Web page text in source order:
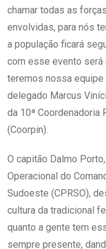
chamar todas as
envolvidas, para nós
a população ficará
com esse evento será
teremos nossa equipe
delegado Marcus
da 10ª Coordenadoria
(Coorpin).
O capitão Dalmo
Operacional do
Sudoeste (CPRSO),
cultura da tradicional
quanto a gente tem
sempre presente,